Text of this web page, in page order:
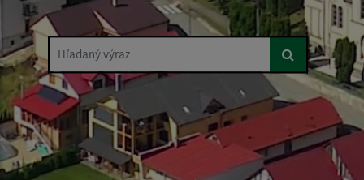
Hľadaný výraz...